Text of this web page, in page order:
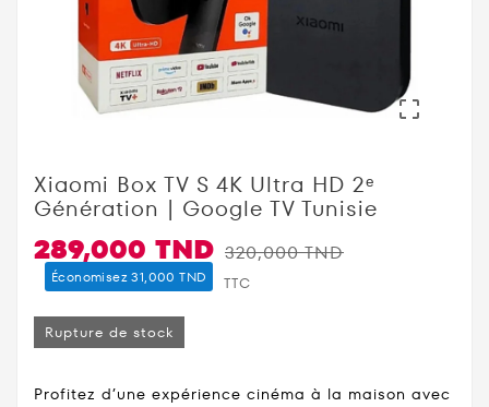

Xiaomi Box TV S 4K Ultra HD 2ᵉ
Génération | Google TV Tunisie
289,000 TND 320,000 TND
Économisez 31,000 TND TTC
Rupture de stock
Profitez d’une expérience cinéma à la maison avec